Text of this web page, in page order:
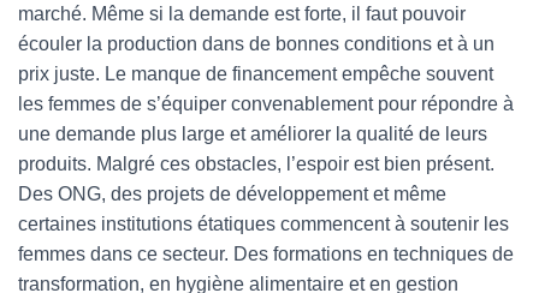
marché. Même si la demande est forte, il faut pouvoir
écouler la production dans de bonnes conditions et à un
prix juste. Le manque de financement empêche souvent
les femmes de s’équiper convenablement pour répondre à
une demande plus large et améliorer la qualité de leurs
produits. Malgré ces obstacles, l’espoir est bien présent.
Des ONG, des projets de développement et même
certaines institutions étatiques commencent à soutenir les
femmes dans ce secteur. Des formations en techniques de
transformation, en hygiène alimentaire et en gestion